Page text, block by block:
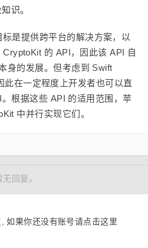
识。
是提供跨平台的解决方案，以
的 API，因此该 API 自
身的发展。但考虑到 Swift
在一定程度上开发者也可以直
根据这些 API 的适用范围，苹
中并行实现它们。
无回复。
如果你还没有账号请点击这里